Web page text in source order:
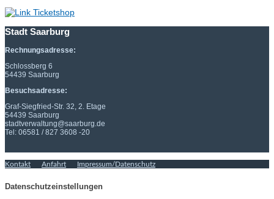
Stadt Saarburg
Rechnungsadresse:
Schlossberg 6
54439 Saarburg
Besuchsadresse:
Graf-Siegfried-Str. 32, 2. Etage
54439 Saarburg
stadtverwaltung@saarburg.de
Tel: 06581 / 827 3608 -20
Kontakt Anfahrt Impressum/Datenschutz
Datenschutzeinstellungen